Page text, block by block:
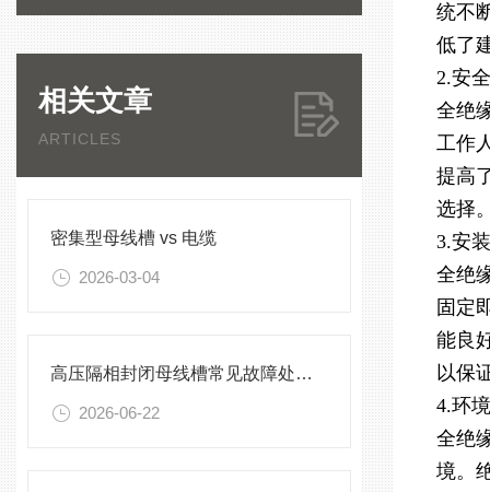
相关文章
ARTICLES
密集型母线槽 vs 电缆
2026-03-04
高压隔相封闭母线槽常见故障处理方案
2026-06-22
统不
低了
2.安
全绝
工作
提高
选择
3.安
全绝
固定
能良
以保
4.环
全绝
境。